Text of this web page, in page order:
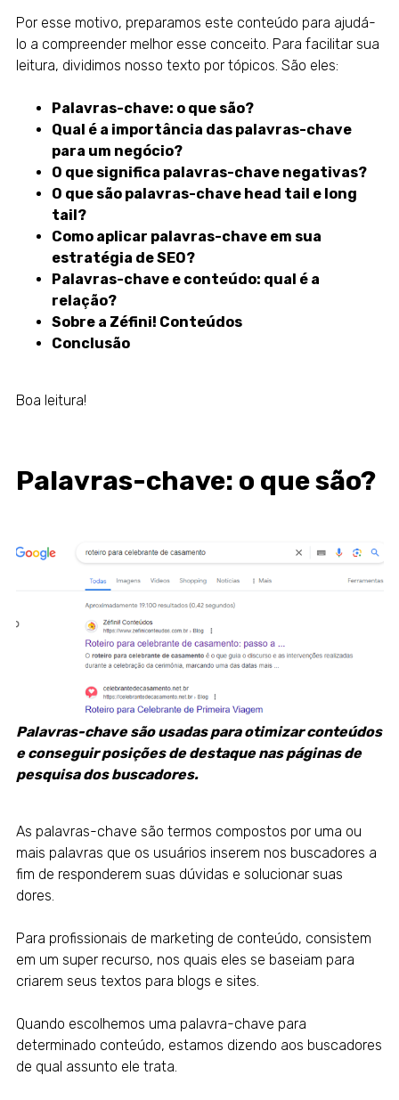
Por esse motivo, preparamos este conteúdo para ajudá-
lo a compreender melhor esse conceito. Para facilitar sua
leitura, dividimos nosso texto por tópicos. São eles:
Palavras-chave: o que são?
Qual é a importância das palavras-chave
para um negócio?
O que significa palavras-chave negativas?
O que são palavras-chave head tail e long
tail?
Como aplicar palavras-chave em sua
estratégia de SEO?
Palavras-chave e conteúdo: qual é a
relação?
Sobre a Zéfini! Conteúdos
Conclusão
Boa leitura!
Palavras-chave: o que são?
Palavras-chave são usadas para otimizar conteúdos
e conseguir posições de destaque nas páginas de
pesquisa dos buscadores.
As palavras-chave são termos compostos por uma ou
mais palavras que os usuários inserem nos buscadores a
fim de responderem suas dúvidas e solucionar suas
dores.
Para profissionais de marketing de conteúdo, consistem
em um super recurso, nos quais eles se baseiam para
criarem seus textos para blogs e sites.
Quando escolhemos uma palavra-chave para
determinado conteúdo, estamos dizendo aos buscadores
de qual assunto ele trata.